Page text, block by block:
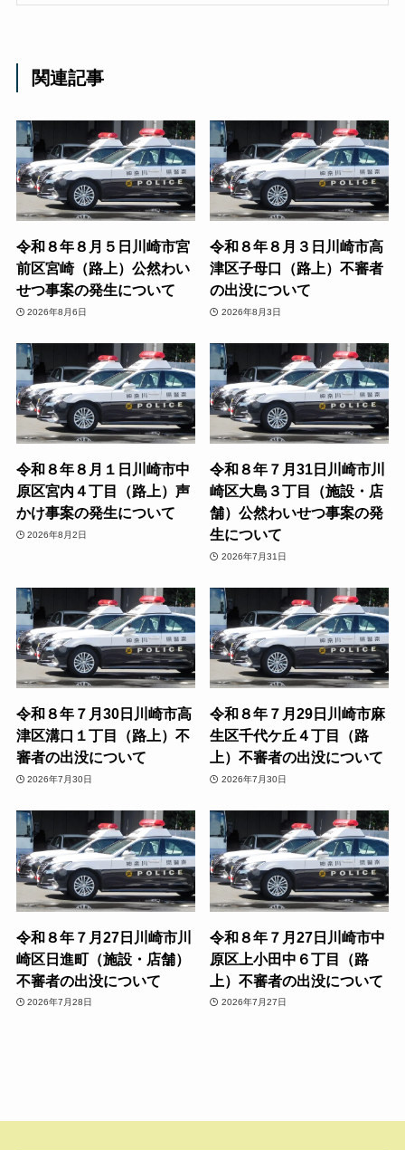
関連記事
令和８年８月５日川崎市宮
前区宮崎（路上）公然わい
せつ事案の発生について
2026年8月6日
令和８年８月３日川崎市高
津区子母口（路上）不審者
の出没について
2026年8月3日
令和８年８月１日川崎市中
原区宮内４丁目（路上）声
かけ事案の発生について
2026年8月2日
令和８年７月31日川崎市川
崎区大島３丁目（施設・店
舗）公然わいせつ事案の発
生について
2026年7月31日
令和８年７月30日川崎市高
津区溝口１丁目（路上）不
審者の出没について
2026年7月30日
令和８年７月29日川崎市麻
生区千代ケ丘４丁目（路
上）不審者の出没について
2026年7月30日
令和８年７月27日川崎市川
崎区日進町（施設・店舗）
不審者の出没について
2026年7月28日
令和８年７月27日川崎市中
原区上小田中６丁目（路
上）不審者の出没について
2026年7月27日